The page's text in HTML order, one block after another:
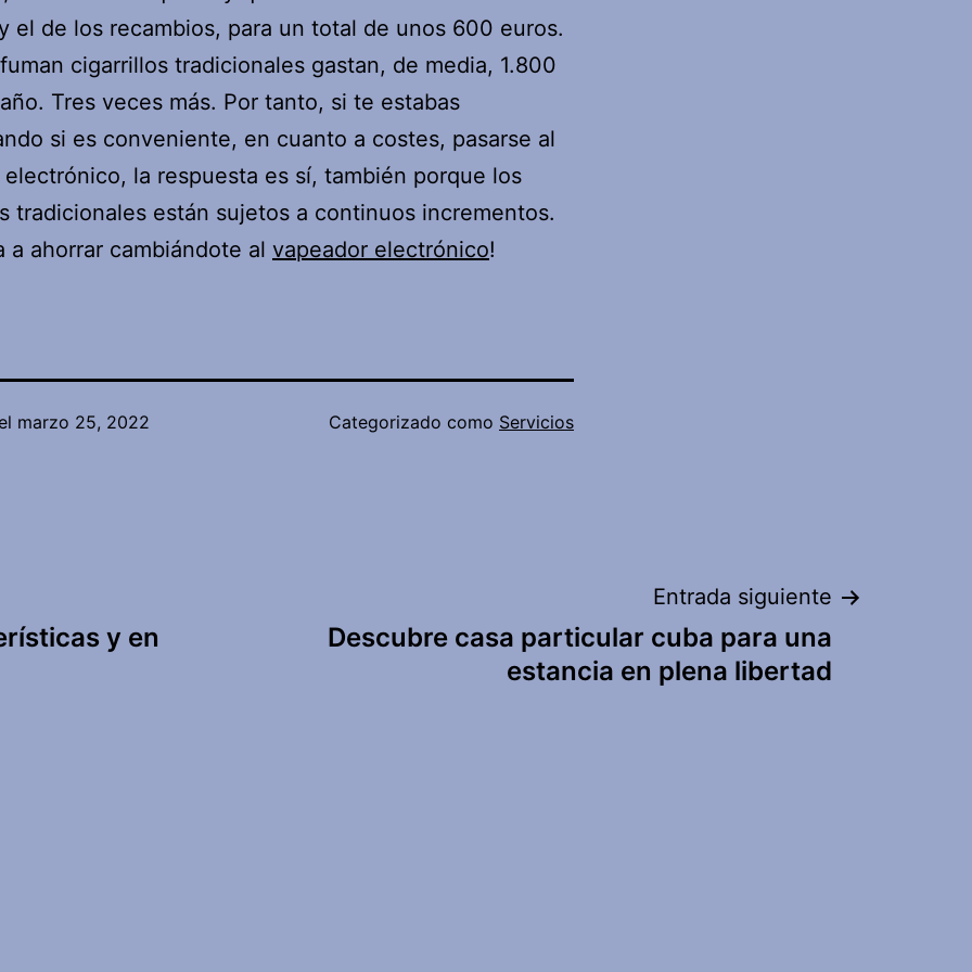
el de los recambios, para un total de unos 600 euros.
cigarrillos tradicionales gastan, de media, 1.800
Tres veces más. Por tanto, si te estabas
si es conveniente, en cuanto a costes, pasarse al
la respuesta es sí, también porque los
tradicionales están sujetos a continuos incrementos.
a ahorrar cambiándote al vapeador electrónico!
marzo 25, 2022 Categorizado como Servicios
y en
Entrada siguiente
Descubre casa particular cuba para una
estancia en plena libertad